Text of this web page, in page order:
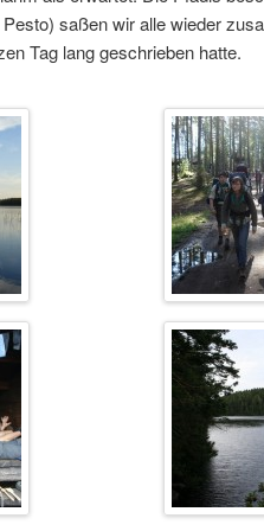
saßen wir alle wieder
Tag lang geschrieben hatte.